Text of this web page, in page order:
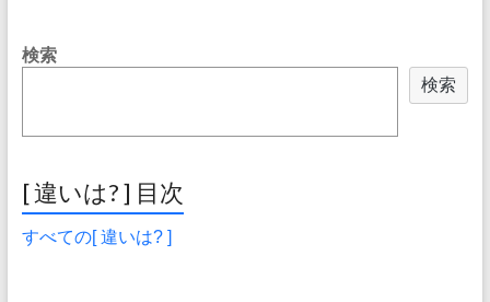
検索
検索
[ 違いは? ] 目次
すべての[ 違いは? ]